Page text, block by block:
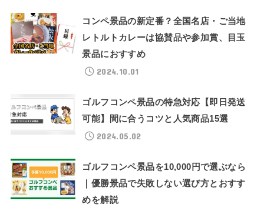
コンペ景品の新定番？全国名店・ご当地
レトルトカレーは協賛品や参加賞、目玉
景品におすすめ
2024.10.01
ゴルフコンペ景品の特急対応【即日発送
可能】間に合うコツと人気商品15選
2024.05.02
ゴルフコンペ景品を10,000円で選ぶなら
｜優勝景品で失敗しない選び方とおすす
めを解説